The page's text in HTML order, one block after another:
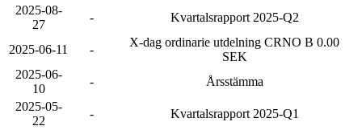
2025-08-
27
- Kvartalsrapport 2025-Q2
2025-06-11 -
X-dag ordinarie utdelning CRNO B 0.00
SEK
2025-06-
10
-
Årsstämma
2025-05-
22
-
Kvartalsrapport 2025-Q1